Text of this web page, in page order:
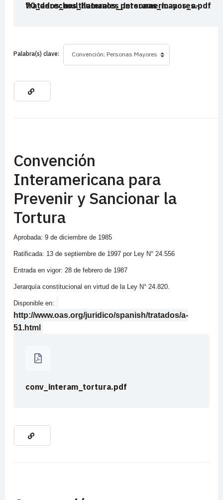
tratados_multilaterales_interamericanos_a-70_derechos_humanos_personas_mayores.pdf
Palabra(s) clave:
Convención
Interamericana para
Prevenir y Sancionar la
Tortura
Aprobada: 9 de diciembre de 1985
Ratificada: 13 de septiembre de 1997 por Ley N° 24.556
Entrada en vigor: 28 de febrero de 1987
Jerarquía constitucional en virtud de la Ley N° 24.820.
Disponible en:
http://www.oas.org/juridico/spanish/tratados/a-
51.html
conv_interam_tortura.pdf